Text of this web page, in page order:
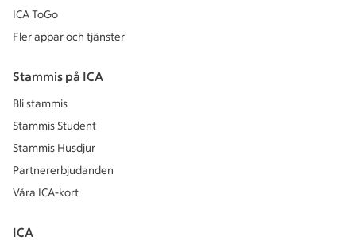
ICA ToGo
Fler appar och tjänster
Stammis på ICA
Bli stammis
Stammis Student
Stammis Husdjur
Partnererbjudanden
Våra ICA-kort
ICA